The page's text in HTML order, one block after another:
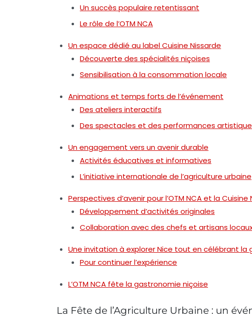
Un succès populaire retentissant
Le rôle de l’OTM NCA
Un espace dédié au label Cuisine Nissarde
Découverte des spécialités niçoises
Sensibilisation à la consommation locale
Animations et temps forts de l’événement
Des ateliers interactifs
Des spectacles et des performances
Un engagement vers un avenir durable
Activités éducatives et informatives
L’initiative internationale de l’agriculture urbaine
Perspectives d’avenir pour l’OTM NCA et la Cuisine
Développement d’activités originales
Collaboration avec des chefs et artisans
Une invitation à explorer Nice tout en célébrant la
Pour continuer l’expérience
L’OTM NCA fête la gastronomie niçoise
La Fête de l’Agriculture Urbaine : un